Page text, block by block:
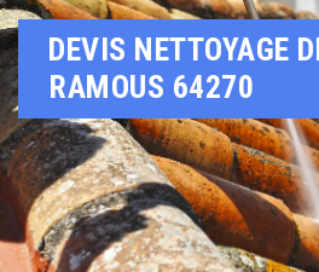
DEVIS NETTOYAGE
RAMOUS 64270